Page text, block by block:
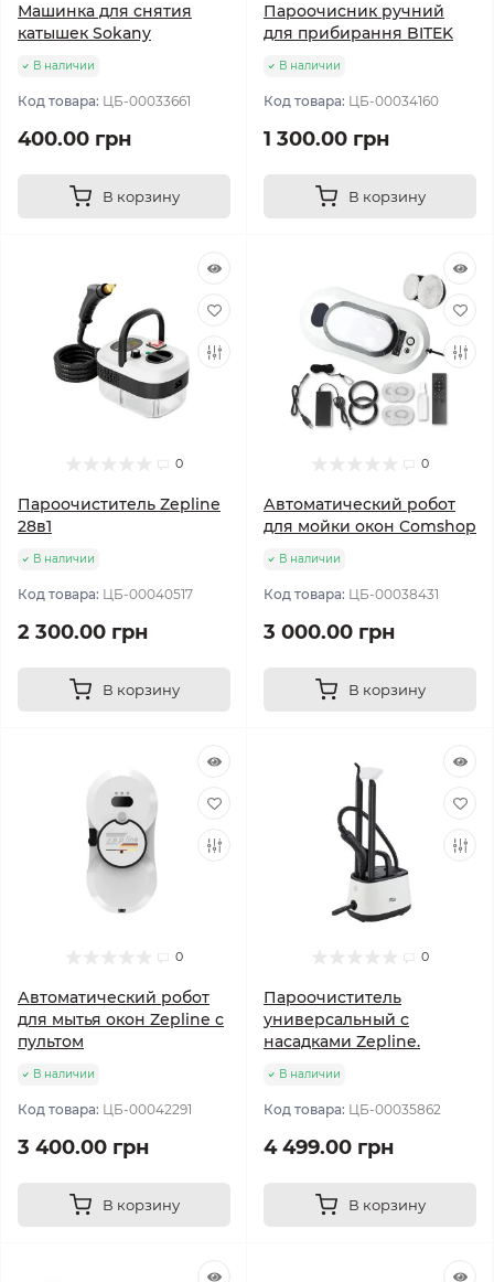
Машинка для снятия
катышек Sokany
В наличии
Код товара: ЦБ-00033661
400.00 грн
В корзину
Пароочисник ручний
для прибирання BITEK
В наличии
Код товара: ЦБ-00034160
1 300.00 грн
В корзину
0
Пароочиститель Zepline
28в1
В наличии
Код товара: ЦБ-00040517
2 300.00 грн
В корзину
0
Автоматический робот
для мойки окон Comshop
В наличии
Код товара: ЦБ-00038431
3 000.00 грн
В корзину
0
Автоматический робот
для мытья окон Zepline с
пультом
В наличии
Код товара: ЦБ-00042291
3 400.00 грн
В корзину
0
Пароочиститель
универсальный с
насадками Zepline.
В наличии
Код товара: ЦБ-00035862
4 499.00 грн
В корзину